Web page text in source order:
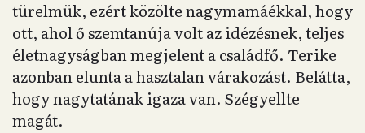
türelmük, ezért közölte nagymamáékkal, hogy
ott, ahol ő szemtanúja volt az idézésnek, teljes
életnagyságban megjelent a családfő. Terike
azonban elunta a hasztalan várakozást. Belátta,
hogy nagytatának igaza van. Szégyellte
magát.